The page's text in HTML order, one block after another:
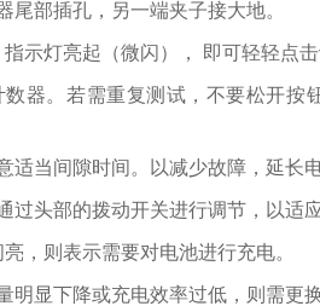
部插孔，另一端夹子接大地。
示灯亮起（微闪）， 即可轻轻点
器。若需重复测试，不要松开按
当间隙时间。以减少故障，延长电
过头部的拨动开关进行调节，以适
，则表示需要对电池进行充电。
明显下降或充电效率过低，则需更